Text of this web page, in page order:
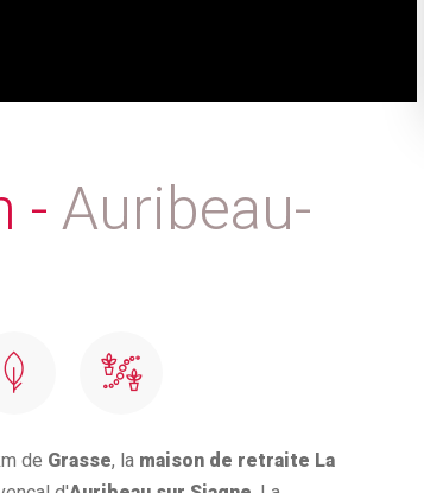
- Auribeau-
de Grasse, la maison de retraite La